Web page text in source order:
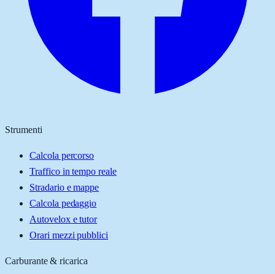
Strumenti
Calcola percorso
Traffico in tempo reale
Stradario e mappe
Calcola pedaggio
Autovelox e tutor
Orari mezzi pubblici
Carburante & ricarica